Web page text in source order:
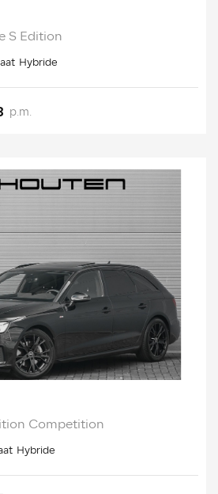
S Edition
Hybride
p.m.
Competition
Hybride